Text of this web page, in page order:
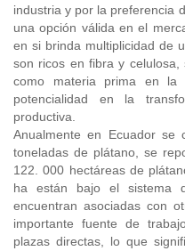
industria y por la preferencia
una opción válida en el
en si brinda multiplicidad de
son ricos en fibra y celulosa,
como materia prima en la
potencialidad en la
productiva.
Anualmente en Ecuador se
toneladas de plátano, se
122. 000 hectáreas de
ha están bajo el sistema
encuentran asociadas con
importante fuente de
plazas directas, lo que